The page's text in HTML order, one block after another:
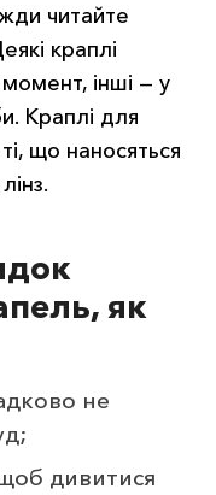
читайте
краплі
інші — у
Краплі для
що наносяться
як
не
дивитися